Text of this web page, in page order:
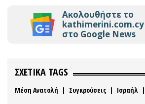
Ακολουθήστε το
kathimerini.com.cy
στο Google News
ΣΧΕΤΙΚΑ TAGS
Μέση Ανατολή | Συγκρούσεις | Ισραήλ |